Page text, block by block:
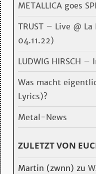
METALLICA goes
TRUST – Live @
04.11.22)
LUDWIG HIRSCH
Was macht
Lyrics)?
Metal-News
ZULETZT VON
Martin (zwnn) zu